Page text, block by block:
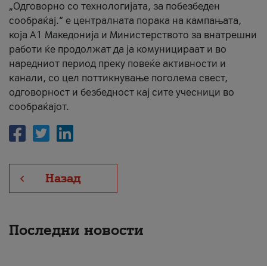
„Одговорно со технологијата, за побезбеден
сообраќај.“ е централната порака на кампањата,
која A1 Македонија и Министерството за внатрешни
работи ќе продолжат да ја комуницираат и во
наредниот период преку повеќе активности и
канали, со цел поттикнување поголема свест,
одговорност и безбедност кај сите учесници во
сообраќајот.
Назад
Последни новости